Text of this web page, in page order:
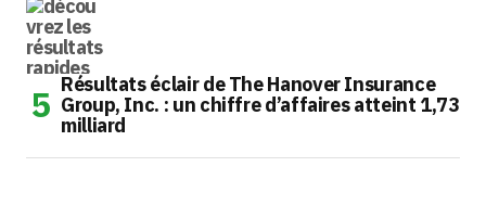
Résultats éclair de The Hanover Insurance
Group, Inc. : un chiffre d’affaires atteint 1,73
milliard